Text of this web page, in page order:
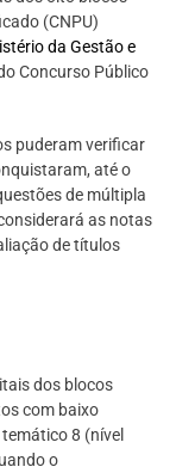
(CNPU)
da Gestão e
Concurso Público
puderam verificar
até o
de múltipla
as notas
de títulos
dos blocos
com baixo
8 (nível
o